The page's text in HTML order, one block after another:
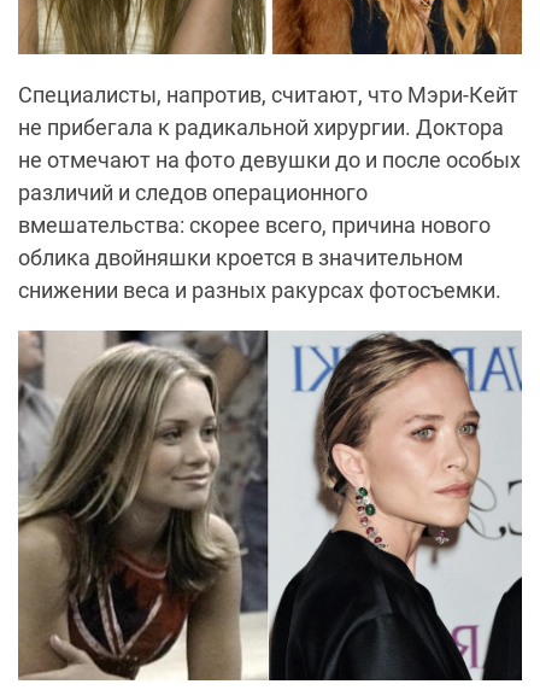
Специалисты, напротив, считают, что Мэри-Кейт
не прибегала к радикальной хирургии. Доктора
не отмечают на фото девушки до и после особых
различий и следов операционного
вмешательства: скорее всего, причина нового
облика двойняшки кроется в значительном
снижении веса и разных ракурсах фотосъемки.